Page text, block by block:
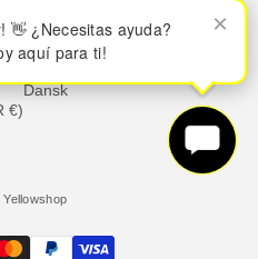
€)
€)
Nederlands
Dansk
👋 ¿Necesitas ayuda?
aquí para ti!
×
👋 ¿Necesitas ayuda?
aquí para ti!
×